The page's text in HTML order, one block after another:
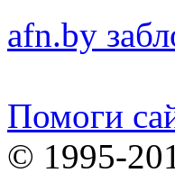
afn.by
Помоги
© 1995-